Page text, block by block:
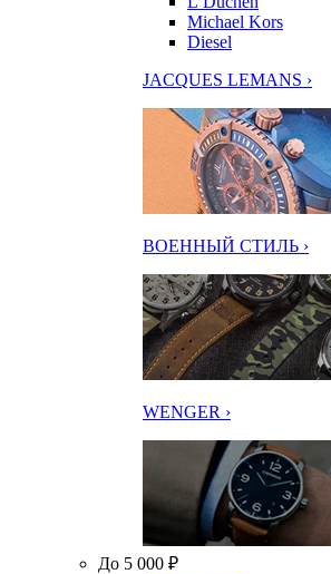
Michael Kors
Diesel
JACQUES LEMANS ›
ВОЕННЫЙ СТИЛЬ ›
WENGER ›
До 5 000 ₽